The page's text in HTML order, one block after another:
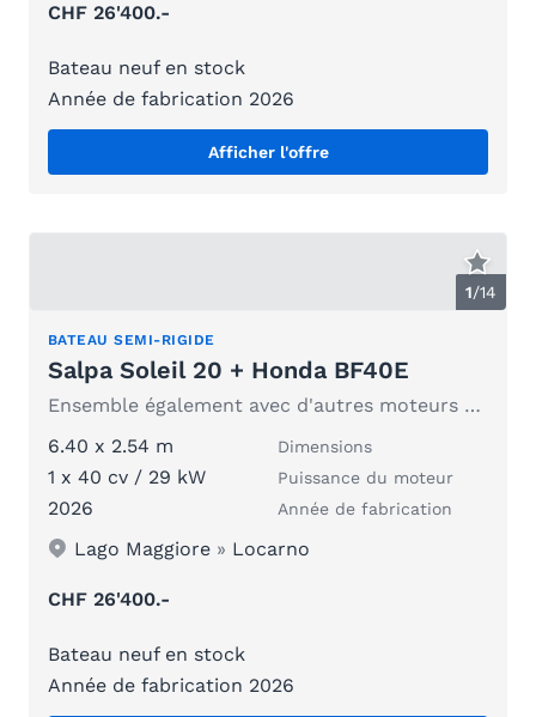
CHF 26'400.-
Bateau neuf en stock
Année de fabrication 2026
Afficher l'offre
1/14
BATEAU SEMI-RIGIDE
Salpa Soleil 20 + Honda BF40E
Ensemble également avec d'autres moteurs Honda
6.40 x 2.54 m
Dimensions
1 x 40 cv / 29 kW Puissance du moteur
2026 Année de fabrication
Lago Maggiore » Locarno
CHF 26'400.-
Bateau neuf en stock
Année de fabrication 2026